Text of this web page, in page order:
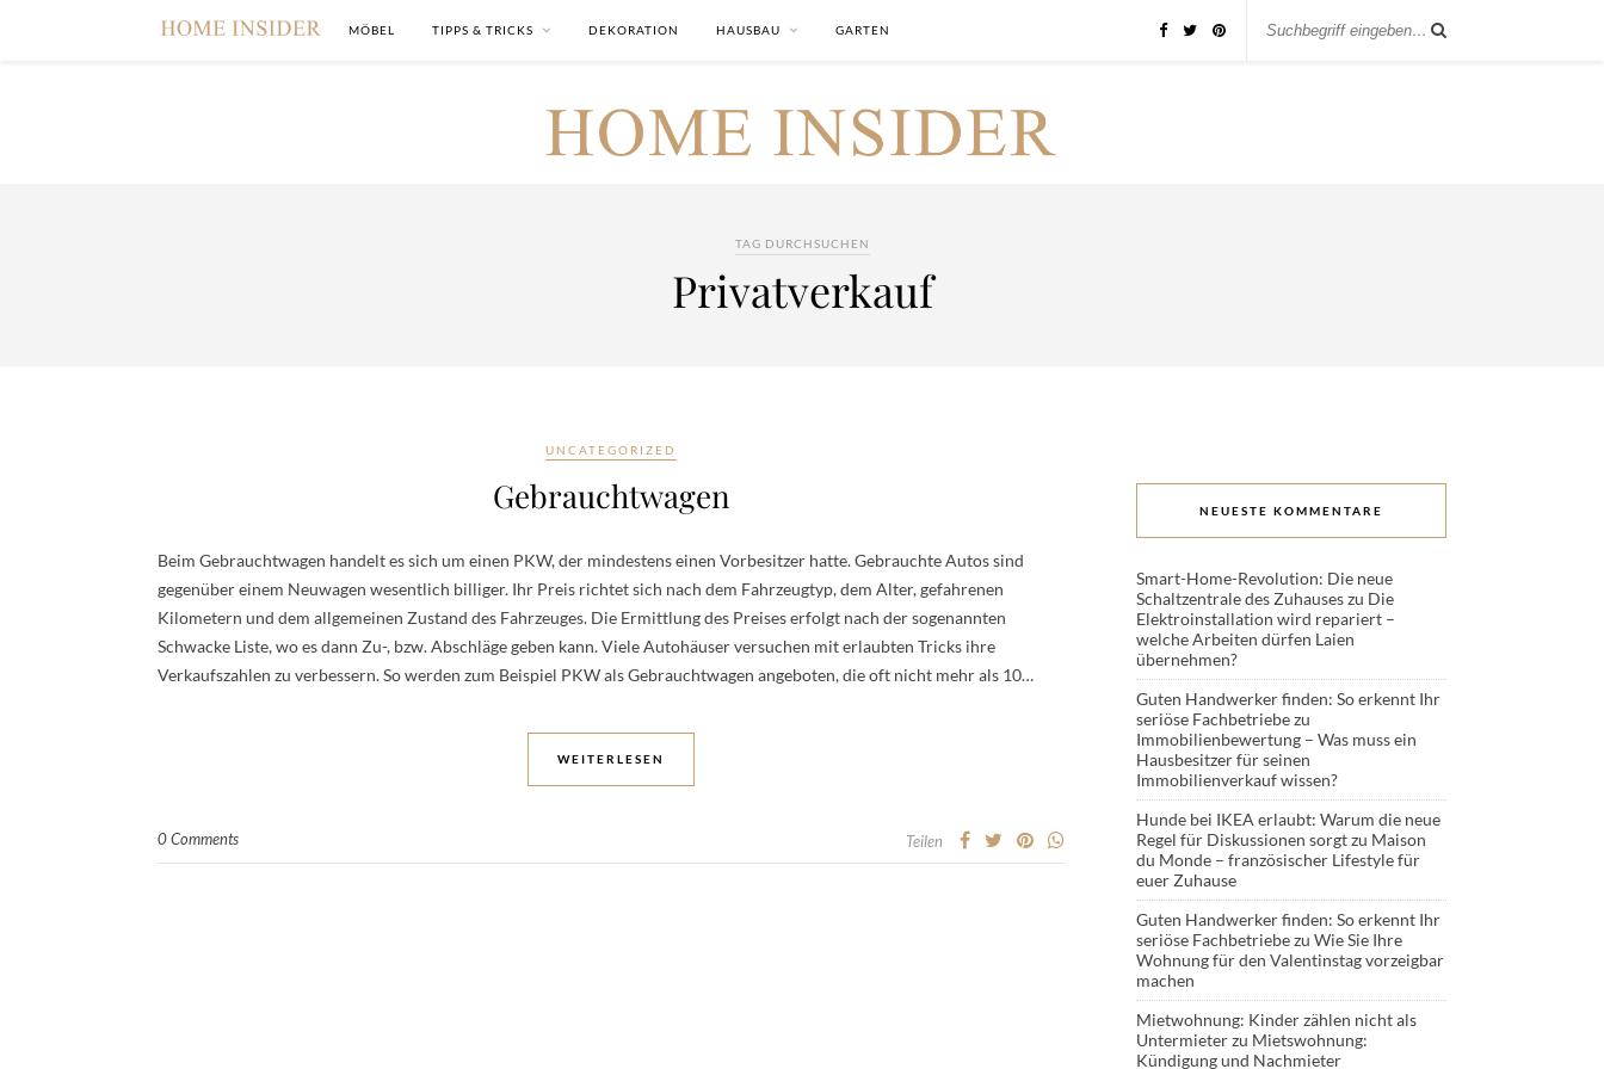
MÖBEL TIPPS & TRICKS DEKORATION HAUSBAU GARTEN
TAG DURCHSUCHEN
Privatverkauf
UNCATEGORIZED
Gebrauchtwagen
Beim Gebrauchtwagen handelt es sich um einen PKW, der mindestens einen Vorbesitzer hatte. Gebrauchte Autos sind
gegenüber einem Neuwagen wesentlich billiger. Ihr Preis richtet sich nach dem Fahrzeugtyp, dem Alter, gefahrenen
Kilometern und dem allgemeinen Zustand des Fahrzeuges. Die Ermittlung des Preises erfolgt nach der sogenannten
Schwacke Liste, wo es dann Zu-, bzw. Abschläge geben kann. Viele Autohäuser versuchen mit erlaubten Tricks ihre
Verkaufszahlen zu verbessern. So werden zum Beispiel PKW als Gebrauchtwagen angeboten, die oft nicht mehr als 10…
WEITERLESEN
0 Comments Teilen
NEUESTE KOMMENTARE
Smart-Home-Revolution: Die neue
Schaltzentrale des Zuhauseszu Die
Elektroinstallation wird repariert –
welche Arbeiten dürfen Laien
übernehmen?
Guten Handwerker finden: So erkennt Ihr
seriöse Fachbetriebezu
Immobilienbewertung – Was muss ein
Hausbesitzer für seinen
Immobilienverkauf wissen?
Hunde bei IKEA erlaubt: Warum die neue
Regel für Diskussionen sorgtzu Maison
du Monde – französischer Lifestyle für
euer Zuhause
Guten Handwerker finden: So erkennt Ihr
seriöse Fachbetriebezu Wie Sie Ihre
Wohnung für den Valentinstag vorzeigbar
machen
Mietwohnung: Kinder zählen nicht als
Untermieterzu Mietswohnung:
Kündigung und Nachmieter